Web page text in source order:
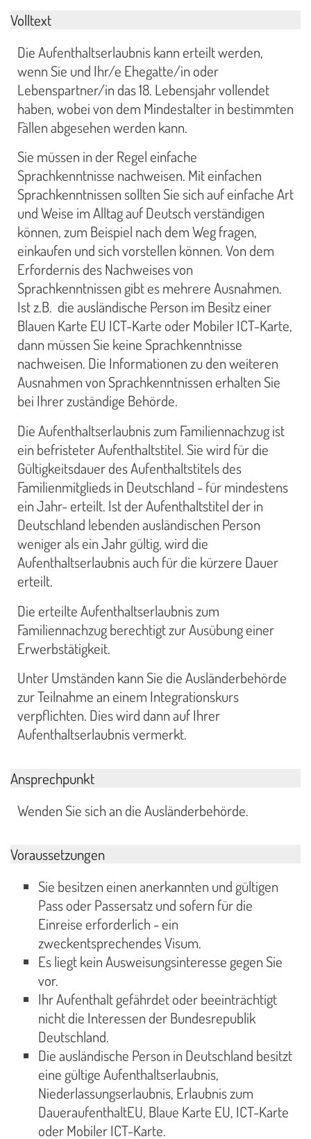
Volltext
Die Aufenthaltserlaubnis kann erteilt werden,
wenn Sie und Ihr/e Ehegatte/in oder
Lebenspartner/in das 18. Lebensjahr vollendet
haben, wobei von dem Mindestalter in bestimmten
Fällen abgesehen werden kann.
Sie müssen in der Regel einfache
Sprachkenntnisse nachweisen. Mit einfachen
Sprachkenntnissen sollten Sie sich auf einfache Art
und Weise im Alltag auf Deutsch verständigen
können, zum Beispiel nach dem Weg fragen,
einkaufen und sich vorstellen können. Von dem
Erfordernis des Nachweises von
Sprachkenntnissen gibt es mehrere Ausnahmen.
Ist z.B. die ausländische Person im Besitz einer
Blauen Karte EU ICT-Karte oder Mobiler ICT-Karte,
dann müssen Sie keine Sprachkenntnisse
nachweisen. Die Informationen zu den weiteren
Ausnahmen von Sprachkenntnissen erhalten Sie
bei Ihrer zuständige Behörde.
Die Aufenthaltserlaubnis zum Familiennachzug ist
ein befristeter Aufenthaltstitel. Sie wird für die
Gültigkeitsdauer des Aufenthaltstitels des
Familienmitglieds in Deutschland - für mindestens
ein Jahr- erteilt. Ist der Aufenthaltstitel der in
Deutschland lebenden ausländischen Person
weniger als ein Jahr gültig, wird die
Aufenthaltserlaubnis auch für die kürzere Dauer
erteilt.
Die erteilte Aufenthaltserlaubnis zum
Familiennachzug berechtigt zur Ausübung einer
Erwerbstätigkeit.
Unter Umständen kann Sie die Ausländerbehörde
zur Teilnahme an einem Integrationskurs
verpflichten. Dies wird dann auf Ihrer
Aufenthaltserlaubnis vermerkt.
Ansprechpunkt
Wenden Sie sich an die Ausländerbehörde.
Voraussetzungen
Sie besitzen einen anerkannten und gültigen
Pass oder Passersatz und sofern für die
Einreise erforderlich - ein
zweckentsprechendes Visum.
Es liegt kein Ausweisungsinteresse gegen Sie
vor.
Ihr Aufenthalt gefährdet oder beeinträchtigt
nicht die Interessen der Bundesrepublik
Deutschland.
Die ausländische Person in Deutschland besitzt
eine gültige Aufenthaltserlaubnis,
Niederlassungserlaubnis, Erlaubnis zum
DaueraufenthaltEU, Blaue Karte EU, ICT-Karte
oder Mobiler ICT-Karte.